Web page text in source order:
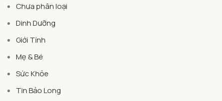
Chưa phân loại
Dinh Dưỡng
Giới Tính
Mẹ & Bé
Sức Khỏe
Tin Bảo Long